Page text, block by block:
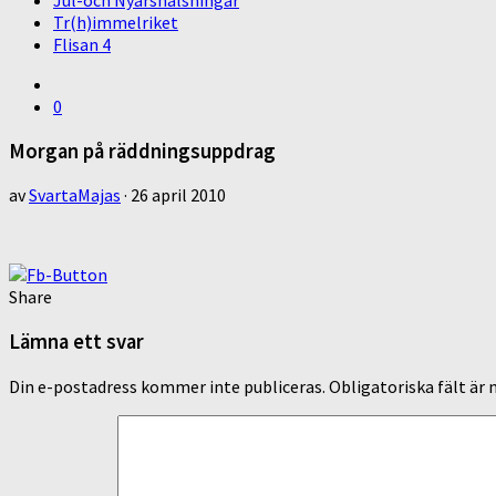
Tr(h)immelriket
Flisan 4
0
Morgan på räddningsuppdrag
avSvartaMajas · 26 april 2010
Share
Lämna ett svar
Din e-postadress kommer inte publiceras. Obligatoriska fält är